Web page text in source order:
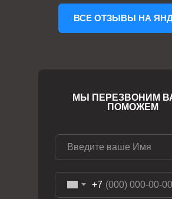
ВСЕ ОТЗЫВЫ НА
+7
МЫ ПЕРЕЗВОНИМ
ПОМОЖЕМ